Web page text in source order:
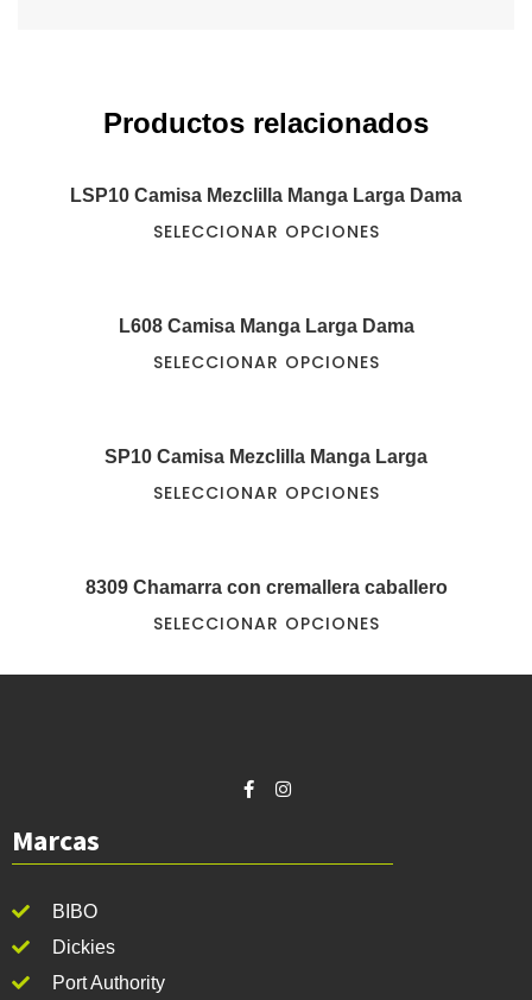
Productos relacionados
LSP10 Camisa Mezclilla Manga Larga Dama
SELECCIONAR OPCIONES
L608 Camisa Manga Larga Dama
SELECCIONAR OPCIONES
SP10 Camisa Mezclilla Manga Larga
SELECCIONAR OPCIONES
8309 Chamarra con cremallera caballero
SELECCIONAR OPCIONES
Marcas
BIBO
Dickies
Port Authority